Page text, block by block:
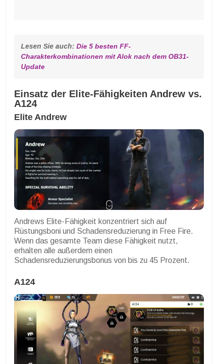
Lesen Sie auch: Die 5 besten FF-
Charakterkombinationen mit Alok nach dem OB31-
Update
Einsatz der Elite-Fähigkeiten Andrew vs.
A124
Elite Andrew
Andrews Elite-Fähigkeit konzentriert sich auf
Rüstungsboni und Schadensreduzierung in Free Fire.
Wenn das gesamte Team diese Fähigkeit nutzt,
erhalten alle außerdem einen
Schadensreduzierungsbonus von bis zu 45 Prozent.
A124